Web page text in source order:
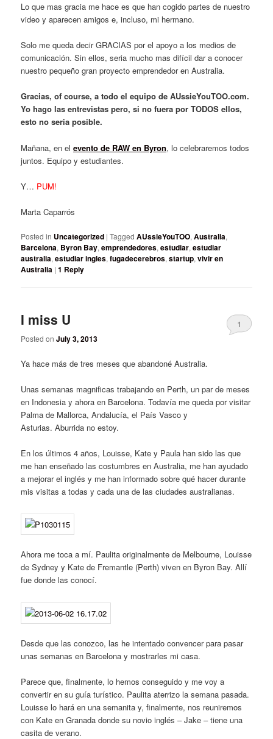
Lo que mas gracia me hace es que han cogido partes de nuestro
video y aparecen amigos e, incluso, mi hermano.
Solo me queda decir GRACIAS por el apoyo a los medios de
comunicación. Sin ellos, seria mucho mas difícil dar a conocer
nuestro pequeño gran proyecto emprendedor en Australia.
Gracias, of course, a todo el equipo de AUssieYouTOO.com.
Yo hago las entrevistas pero, si no fuera por TODOS ellos,
esto no seria posible.
Mañana, en elevento de RAW en Byron, lo celebraremos todos
juntos. Equipo y estudiantes.
Y… PUM!
Marta Caparrós
Posted in Uncategorized |Tagged AUssieYouTOO,Australia,
Barcelona, Byron Bay,emprendedores,estudiar,estudiar
australia,estudiar ingles,fugadecerebros,startup,vivir en
Australia |1 Reply
I miss U
Posted onJuly 3, 2013
1
Ya hace más de tres meses que abandoné Australia.
Unas semanas magnificas trabajando en Perth, un par de meses
en Indonesia y ahora en Barcelona. Todavía me queda por visitar
Palma de Mallorca, Andalucía, el País Vasco y
Asturias. Aburrida no estoy.
En los últimos 4 años, Louisse, Kate y Paula han sido las que
me han enseñado las costumbres en Australia, me han ayudado
a mejorar el inglés y me han informado sobre qué hacer durante
mis visitas a todas y cada una de las ciudades australianas.
Ahora me toca a mí. Paulita originalmente de Melbourne, Louisse
de Sydney y Kate de Fremantle (Perth) viven en Byron Bay. Allí
fue donde las conocí.
Desde que las conozco, las he intentado convencer para pasar
unas semanas en Barcelona y mostrarles mi casa.
Parece que, finalmente, lo hemos conseguido y me voy a
convertir en su guía turístico. Paulita aterrizo la semana pasada.
Louisse lo hará en una semanita y, finalmente, nos reuniremos
con Kate en Granada donde su novio inglés – Jake – tiene una
casita de verano.